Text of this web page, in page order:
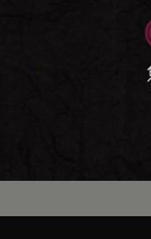
の
の公
い季節の京
情報をおとど